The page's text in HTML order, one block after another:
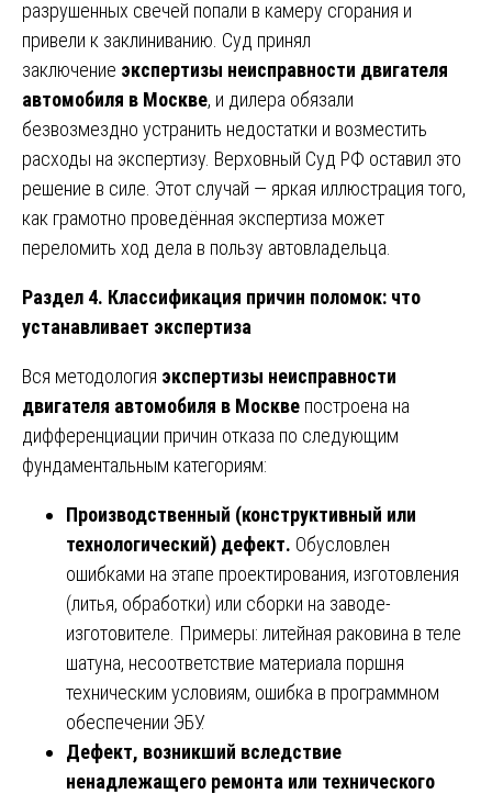
разрушенных свечей попали в камеру сгорания и
привели к заклиниванию. Суд принял
заключение экспертизы неисправности двигателя
автомобиля в Москве, и дилера обязали
безвозмездно устранить недостатки и возместить
расходы на экспертизу. Верховный Суд РФ оставил это
решение в силе. Этот случай — яркая иллюстрация того,
как грамотно проведённая экспертиза может
переломить ход дела в пользу автовладельца.
Раздел 4. Классификация причин поломок: что
устанавливает экспертиза
Вся методология экспертизы неисправности
двигателя автомобиля в Москве построена на
дифференциации причин отказа по следующим
фундаментальным категориям:
Производственный (конструктивный или
технологический) дефект. Обусловлен
ошибками на этапе проектирования, изготовления
(литья, обработки) или сборки на заводе-
изготовителе. Примеры: литейная раковина в теле
шатуна, несоответствие материала поршня
техническим условиям, ошибка в программном
обеспечении ЭБУ.
Дефект, возникший вследствие
ненадлежащего ремонта или технического